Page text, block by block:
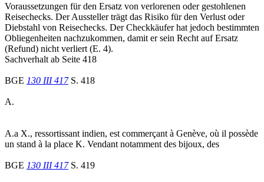
Voraussetzungen für den Ersatz von verlorenen oder gestohlenen
Reisechecks. Der Aussteller trägt das Risiko für den Verlust oder
Diebstahl von Reisechecks. Der Checkkäufer hat jedoch bestimmten
Obliegenheiten nachzukommen, damit er sein Recht auf Ersatz
(Refund) nicht verliert (E. 4).
Sachverhalt ab Seite 418
BGE 130 III 417S. 418
A.
A.a X., ressortissant indien, est commerçant à Genève, où il possède
un stand à la place K. Vendant notamment des bijoux, des
BGE 130 III 417S. 419